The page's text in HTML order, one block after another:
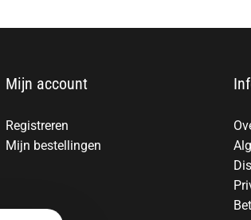
Mijn account
Registreren
Mijn bestellingen